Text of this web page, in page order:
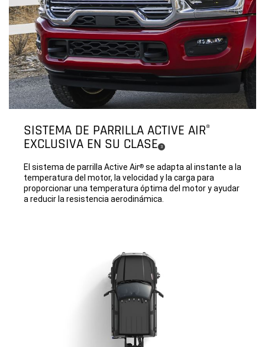
SISTEMA DE PARRILLA ACTIVE AIR®
EXCLUSIVA EN SU CLASE (
Disclosure
3)
El sistema de parrilla Active Air® se adapta al instante a la
temperatura del motor, la velocidad y la carga para
proporcionar una temperatura óptima del motor y ayudar
a reducir la resistencia aerodinámica.